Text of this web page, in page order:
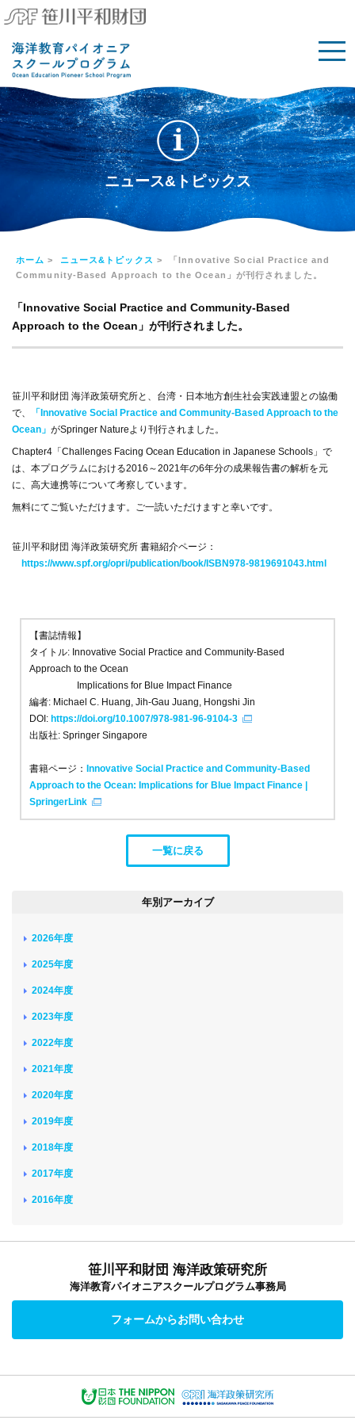
ニュース&トピックス
ホーム > ニュース&トピックス > 「Innovative Social Practice and
Community-Based Approach to the Ocean」が刊行されました。
「Innovative Social Practice and Community-Based
Approach to the Ocean」が刊行されました。
笹川平和財団 海洋政策研究所と、台湾・日本地方創生社会実践連盟との協働
で、
「Innovative Social Practice and Community-Based Approach to the
Ocean」 がSpringer Natureより刊行されました。
Chapter4「Challenges Facing Ocean Education in Japanese Schools」で
は、本プログラムにおける2016～2021年の6年分の成果報告書の解析を元
に、高大連携等について考察しています。
無料にてご覧いただけます。ご一読いただけますと幸いです。
笹川平和財団 海洋政策研究所 書籍紹介ページ：
https://www.spf.org/opri/publication/book/ISBN978-9819691043.html
【書誌情報】
タイトル: Innovative Social Practice and Community-Based
Approach to the Ocean
Implications for Blue Impact Finance
編者: Michael C. Huang, Jih-Gau Juang, Hongshi Jin
DOI: https://doi.org/10.1007/978-981-96-9104-3
出版社: Springer Singapore
書籍ページ： Innovative Social Practice and Community-Based
Approach to the Ocean: Implications for Blue Impact Finance |
SpringerLink
一覧に戻る
年別アーカイブ
2026年度
2025年度
2024年度
2023年度
2022年度
2021年度
2020年度
2019年度
2018年度
2017年度
2016年度
笹川平和財団 海洋政策研究所
海洋教育パイオニアスクールプログラム事務局
フォームからお問い合わせ